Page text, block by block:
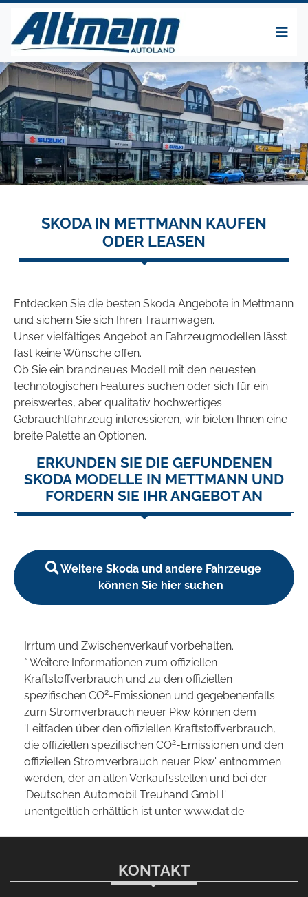
SKODA IN METTMANN KAUFEN
ODER LEASEN
Entdecken Sie die besten Skoda Angebote in Mettmann
und sichern Sie sich Ihren Traumwagen.
Unser vielfältiges Angebot an Fahrzeugmodellen lässt
fast keine Wünsche offen.
Ob Sie ein brandneues Modell mit den neuesten
technologischen Features suchen oder sich für ein
preiswertes, aber qualitativ hochwertiges
Gebrauchtfahrzeug interessieren, wir bieten Ihnen eine
breite Palette an Optionen.
ERKUNDEN SIE DIE GEFUNDENEN
SKODA MODELLE IN METTMANN UND
FORDERN SIE IHR ANGEBOT AN
Weitere Skoda und andere Fahrzeuge
können Sie hier suchen
Irrtum und Zwischenverkauf vorbehalten.
* Weitere Informationen zum offiziellen
Kraftstoffverbrauch und zu den offiziellen
spezifischen CO2-Emissionen und gegebenenfalls
zum Stromverbrauch neuer Pkw können dem
'Leitfaden über den offiziellen Kraftstoffverbrauch,
die offiziellen spezifischen CO2-Emissionen und den
offiziellen Stromverbrauch neuer Pkw' entnommen
werden, der an allen Verkaufsstellen und bei der
'Deutschen Automobil Treuhand GmbH'
unentgeltlich erhältlich ist unter www.dat.de.
KONTAKT